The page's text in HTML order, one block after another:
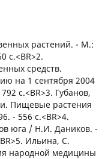
растений. - М.:
с.<BR>2.
средств.
на 1 сентября 2004
с.<BR>3. Губанов,
Пищевые растения
- 556 с.<BR>4.
юга / Н.И. Даников. -
Ильина, С.
народной медицины